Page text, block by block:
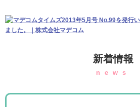
新着情報
news